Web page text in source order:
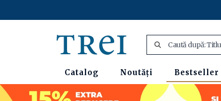
Catalog Noutăți Bestseller